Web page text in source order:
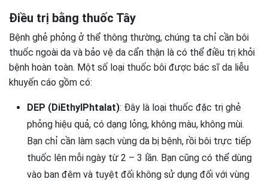
Điều trị bằng thuốc Tây
Bệnh ghẻ phỏng ở thể thông thường, chúng ta chỉ cần bôi
thuốc ngoài da và bảo vệ da cẩn thận là có thể điều trị khỏi
bệnh hoàn toàn. Một số loại thuốc bôi được bác sĩ da liễu
khuyến cáo gồm có:
DEP (DiEthylPhtalat): Đây là loại thuốc đặc trị ghẻ
phỏng hiệu quả, có dạng lỏng, không màu, không mùi.
Bạn chỉ cần làm sạch vùng da bị bệnh, rồi bôi trực tiếp
thuốc lên mỗi ngày từ 2 – 3 lần. Bạn cũng có thể dùng
vào ban đêm và tuyệt đối không sử dụng đối với vùng